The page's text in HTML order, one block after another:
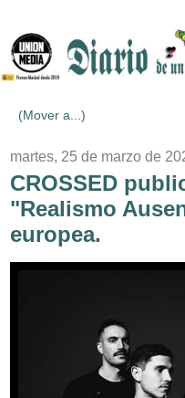
martes, 25 de marzo de
CROSSED
"Realismo
europea.